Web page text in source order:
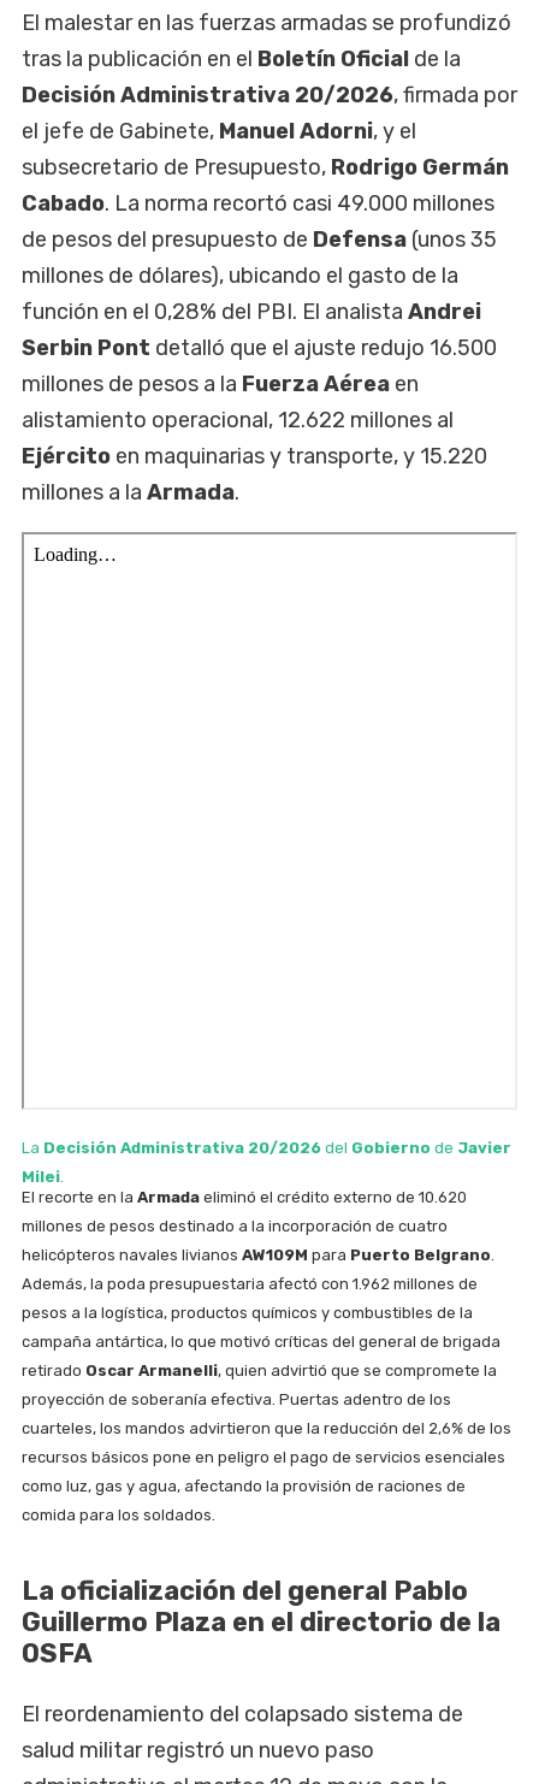
El malestar en las fuerzas armadas se profundizó
tras la publicación en el Boletín Oficial de la
Decisión Administrativa 20/2026, firmada por
el jefe de Gabinete, Manuel Adorni, y el
subsecretario de Presupuesto, Rodrigo Germán
Cabado. La norma recortó casi 49.000 millones
de pesos del presupuesto de Defensa (unos 35
millones de dólares), ubicando el gasto de la
función en el 0,28% del PBI. El analista Andrei
Serbin Pont detalló que el ajuste redujo 16.500
millones de pesos a la Fuerza Aérea en
alistamiento operacional, 12.622 millones al
Ejército en maquinarias y transporte, y 15.220
millones a la Armada.
La Decisión Administrativa 20/2026 del Gobierno de Javier
Milei
El recorte en la Armada eliminó el crédito externo de 10.620
millones de pesos destinado a la incorporación de cuatro
helicópteros navales livianos AW109M para Puerto Belgrano
Además, la poda presupuestaria afectó con 1.962 millones de
pesos a la logística, productos químicos y combustibles de la
campaña antártica, lo que motivó críticas del general de brigada
retirado Oscar Armanelli, quien advirtió que se compromete la
proyección de soberanía efectiva. Puertas adentro de los
cuarteles, los mandos advirtieron que la reducción del 2,6% de los
recursos básicos pone en peligro el pago de servicios esenciales
como luz, gas y agua, afectando la provisión de raciones de
comida para los soldados.
La oficialización del general Pablo
Guillermo Plaza en el directorio de la
OSFA
El reordenamiento del colapsado sistema de
salud militar registró un nuevo paso